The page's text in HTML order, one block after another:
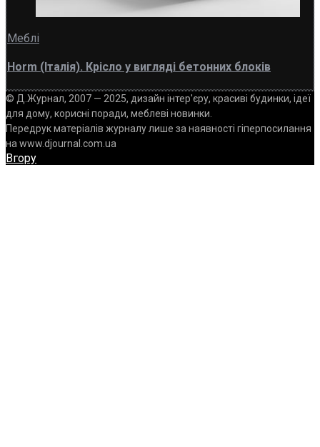
Меблі
Horm (Італія). Крісло у вигляді бетонних блоків
© Д.Журнал, 2007 — 2025, дизайн інтер'єру, красиві будинки, ідеї
для дому, корисні поради, меблеві новинки.
Передрук матеріалів журналу лише за наявності гіперпосилання
на www.djournal.com.ua
Вгору